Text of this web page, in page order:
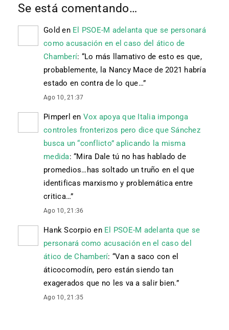
Se está comentando…
Gold en El PSOE-M adelanta que se personará
como acusación en el caso del ático de
Chamberí: “Lo más llamativo de esto es que,
probablemente, la Nancy Mace de 2021 habría
estado en contra de lo que…”
Ago 10, 21:37
Pimperl en Vox apoya que Italia imponga
controles fronterizos pero dice que Sánchez
busca un “conflicto” aplicando la misma
medida: “Mira Dale tú no has hablado de
promedios…has soltado un truño en el que
identificas marxismo y problemática entre
critica…”
Ago 10, 21:36
Hank Scorpio en El PSOE-M adelanta que se
personará como acusación en el caso del
ático de Chamberí: “Van a saco con el
áticocomodín, pero están siendo tan
exagerados que no les va a salir bien.”
Ago 10, 21:35